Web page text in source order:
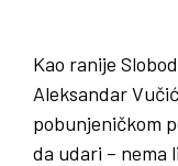
Kao ranije
Aleksandar
pobunjeničkom
da udari – nema